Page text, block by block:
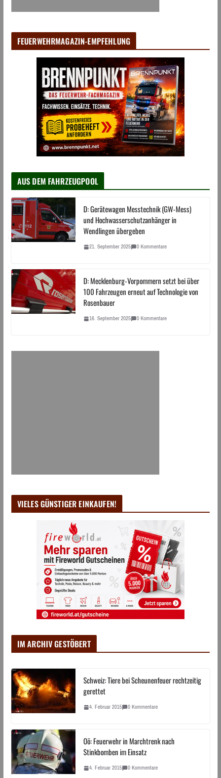
FEUERWEHRMAGAZIN-EMPFEHLUNG
AUS DEM FAHRZEUGPOOL
D: Gerätewagen Messtechnik (GW-Mess)
und Hochwasserschutzanhänger in
Wendlingen übergeben
21. September 2025 0 Kommentare
D: Mecklenburg-Vorpommern setzt bei über
100 Fahrzeugen erneut auf Technologie von
Rosenbauer
16. September 2025 0 Kommentare
VIELES GÜNSTIGER EINKAUFEN!
IM ARCHIV GESTÖBERT
Schweiz: Tiere bei Scheunenfeuer rechtzeitig
gerettet
4. Februar 2015 0 Kommentare
Oö: Feuerwehr in Marchtrenk nach
Stinkbomben im Einsatz
4. Februar 2015 0 Kommentare